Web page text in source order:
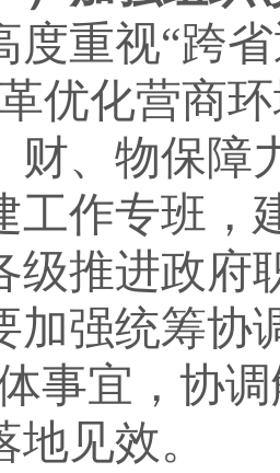
度重视“跨
优化营商
财、物保障
工作专班，
级推进政府
加强统筹协
事宜，协
地见效。